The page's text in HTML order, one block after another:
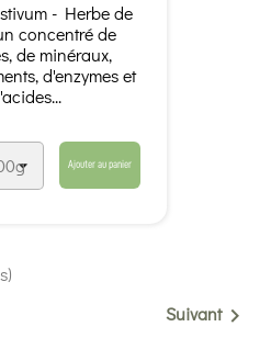
- Herbe de
concentré de
de minéraux,
d'enzymes et
Ajouter au panier
Suivant